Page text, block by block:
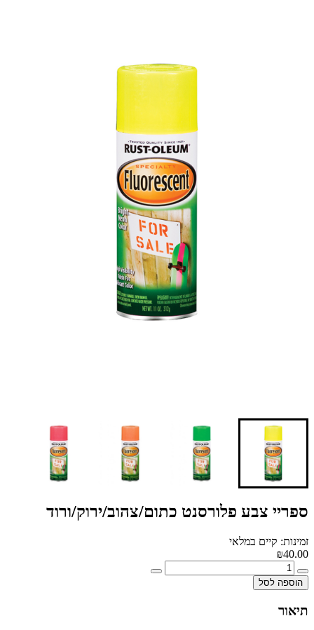
ספריי צבע פלורסנט כתום/צהוב/ירוק/ורוד
זמינות: קיים במלאי
₪40.00
הוספה לסל
תיאור